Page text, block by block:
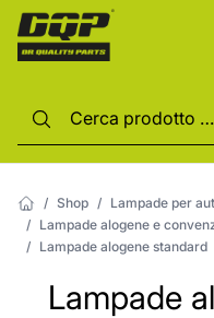
/ Shop / Lampade per
/ Lampade alogene e
/ Lampade alogene standard
Lampade